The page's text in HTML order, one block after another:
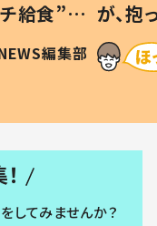
給食”を
和の親
編集部
が、
「涙が
い」
してみませんか？